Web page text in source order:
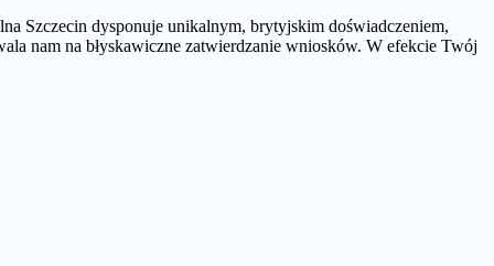
Szczecin dysponuje unikalnym, brytyjskim doświadczeniem,
nam na błyskawiczne zatwierdzanie wniosków. W efekcie Twój